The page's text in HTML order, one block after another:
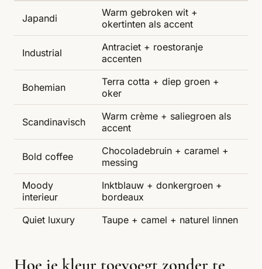
Japandi
Warm gebroken wit +
okertinten als accent
Industrial
Antraciet + roestoranje
accenten
Bohemian
Terra cotta + diep groen +
oker
Scandinavisch
Warm crème + saliegroen als
accent
Bold coffee
Chocoladebruin + caramel +
messing
Moody
interieur
Inktblauw + donkergroen +
bordeaux
Quiet luxury
Taupe + camel + naturel linnen
Hoe je kleur toevoegt zonder te